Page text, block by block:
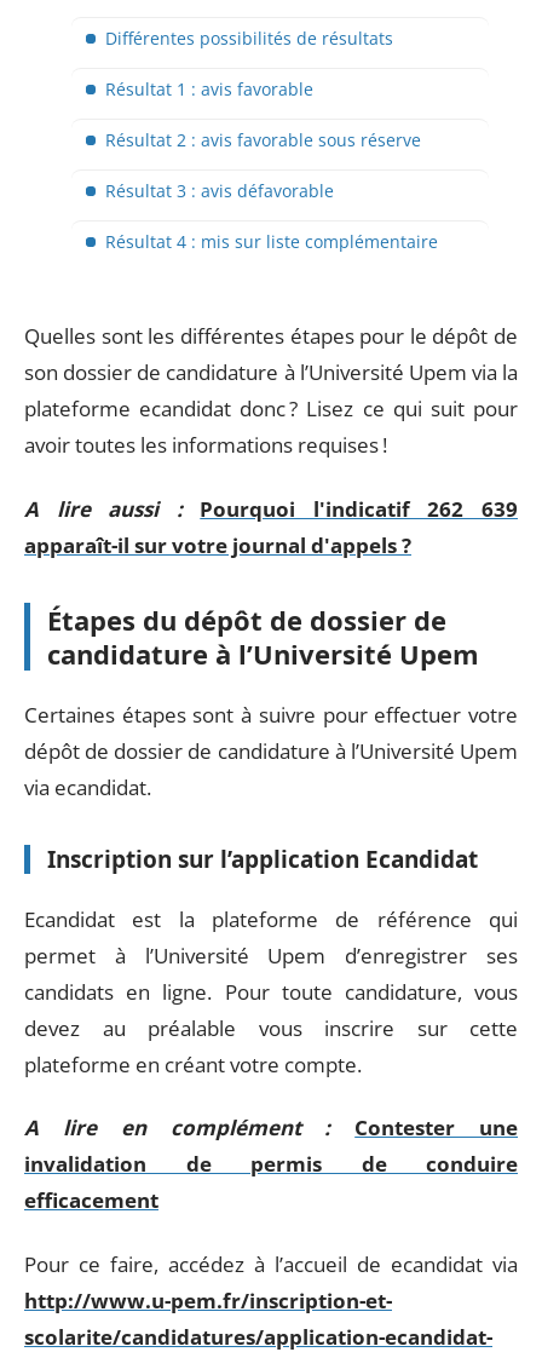
Différentes possibilités de résultats
Résultat 1 : avis favorable
Résultat 2 : avis favorable sous réserve
Résultat 3 : avis défavorable
Résultat 4 : mis sur liste complémentaire
Quelles sont les différentes étapes pour le dépôt de
son dossier de candidature à l’Université Upem via la
plateforme ecandidat donc ? Lisez ce qui suit pour
avoir toutes les informations requises !
A lire aussi :
Pourquoi l'indicatif 262 639
apparaît-il sur votre journal d'appels ?
Étapes du dépôt de dossier de
candidature à l’Université Upem
Certaines étapes sont à suivre pour effectuer votre
dépôt de dossier de candidature à l’Université Upem
via ecandidat.
Inscription sur l’application Ecandidat
Ecandidat est la plateforme de référence qui
permet à l’Université Upem d’enregistrer ses
candidats en ligne. Pour toute candidature, vous
devez au préalable vous inscrire sur cette
plateforme en créant votre compte.
A lire en complément :
Contester une
invalidation de permis de conduire
efficacement
Pour ce faire, accédez à l’accueil de ecandidat via
http://www.u-pem.fr/inscription-et-
scolarite/candidatures/application-ecandidat-